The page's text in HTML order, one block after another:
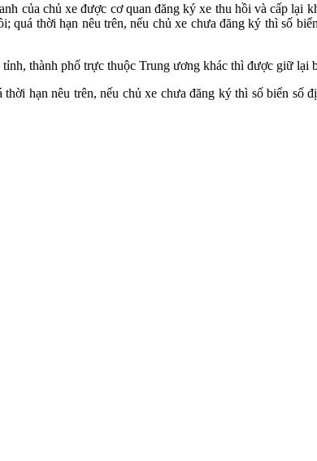
của chủ xe được cơ quan đăng ký xe thu hồi và cấp lại
thời hạn nêu trên, nếu chủ xe chưa đăng ký thì số
thành phố trực thuộc Trung ương khác thì được giữ lại
hạn nêu trên, nếu chủ xe chưa đăng ký thì số biển số